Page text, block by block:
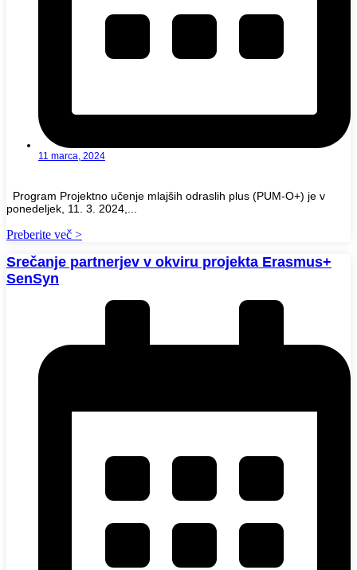
11 marca, 2024
Program Projektno učenje mlajših odraslih plus (PUM-O+) je v
ponedeljek, 11. 3. 2024,...
Preberite več >
Srečanje partnerjev v okviru projekta Erasmus+
SenSyn